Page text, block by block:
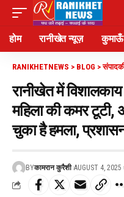
होम रानीखेत न्यूज़
RANIKHETNEWS > BLOG >
रानीखेत में
महिला की कमर
चुका है हमला,
BYकामरान कुरैशी AUGUST 4, 2025